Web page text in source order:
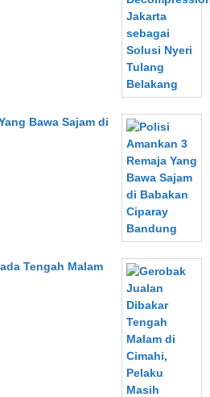
Bawa Sajam di
Tengah Malam